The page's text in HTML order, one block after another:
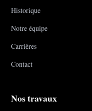
Historique
Notre équipe
Carrières
Contact
Nos travaux